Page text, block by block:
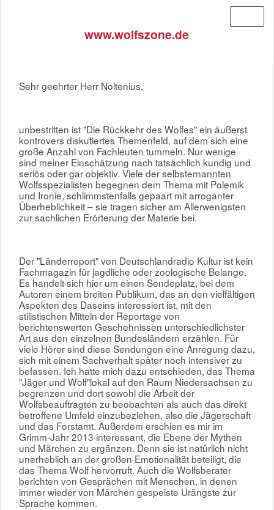
www.wolfszone.de
Sehr geehrter Herr Noltenius,
unbestritten ist "Die Rückkehr des Wolfes" ein äußerst
kontrovers diskutiertes Themenfeld, auf dem sich eine
große Anzahl von Fachleuten tummeln. Nur wenige
sind meiner Einschätzung nach tatsächlich kundig und
seriös oder gar objektiv. Viele der selbsternannten
Wolfsspezialisten begegnen dem Thema mit Polemik
und Ironie, schlimmstenfalls gepaart mit arroganter
Überheblichkeit – sie tragen sicher am Allerwenigsten
zur sachlichen Erörterung der Materie bei.
Der "Länderreport" von Deutschlandradio Kultur ist kein
Fachmagazin für jagdliche oder zoologische Belange.
Es handelt sich hier um einen Sendeplatz, bei dem
Autoren einem breiten Publikum, das an den vielfältigen
Aspekten des Daseins interessiert ist, mit den
stilistischen Mitteln der Reportage von
berichtenswerten Geschehnissen unterschiedlichster
Art aus den einzelnen Bundesländern erzählen. Für
viele Hörer sind diese Sendungen eine Anregung dazu,
sich mit einem Sachverhalt später noch intensiver zu
befassen. Ich hatte mich dazu entschieden, das Thema
"Jäger und Wolf"lokal auf den Raum Niedersachsen zu
begrenzen und dort sowohl die Arbeit der
Wolfsbeauftragten zu beobachten als auch das direkt
betroffene Umfeld einzubeziehen, also die Jägerschaft
und das Forstamt. Außerdem erschien es mir im
Grimm-Jahr 2013 interessant, die Ebene der Mythen
und Märchen zu ergänzen. Denn sie ist natürlich nicht
unerheblich an der großen Emotionalität beteiligt, die
das Thema Wolf hervorruft. Auch die Wolfsberater
berichten von Gesprächen mit Menschen, in denen
immer wieder von Märchen gespeiste Urängste zur
Sprache kommen.